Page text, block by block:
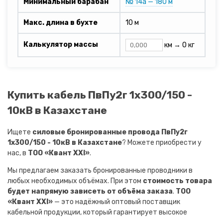
Минимальный барабан № 14а — 180 м
Макс. длина в бухте 10 м
Калькулятор массы км → 0 кг
Купить кабель ПвПу2г 1х300/150 -
10кВ в Казахстане
Ищете силовые бронированные провода ПвПу2г
1х300/150 - 10кВ в Казахстане? Можете приобрести у
нас, в ТОО «Квант XXI».
Мы предлагаем заказать бронированные проводники в
любых необходимых объёмах. При этом стоимость товара
будет напрямую зависеть от объёма заказа. ТОО
«Квант XXI» — это надёжный оптовый поставщик
кабельной продукции, который гарантирует высокое